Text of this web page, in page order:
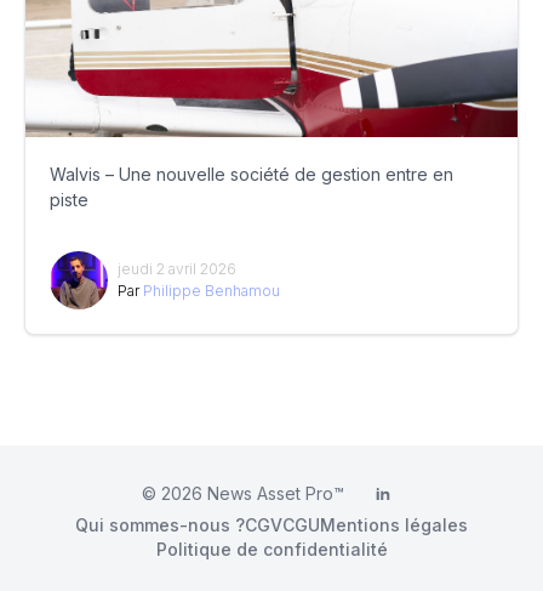
Walvis – Une nouvelle société de gestion entre en
piste
jeudi 2 avril 2026
Par Philippe Benhamou
© 2026 News Asset Pro™ LinkedIn
Qui sommes-nous ?CGVCGUMentions légales
Politique de confidentialité